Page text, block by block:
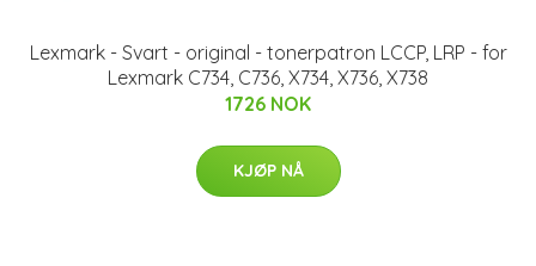
Lexmark - Svart - original - tonerpatron LCCP, LRP - for
Lexmark C734, C736, X734, X736, X738
1726 NOK
KJØP NÅ